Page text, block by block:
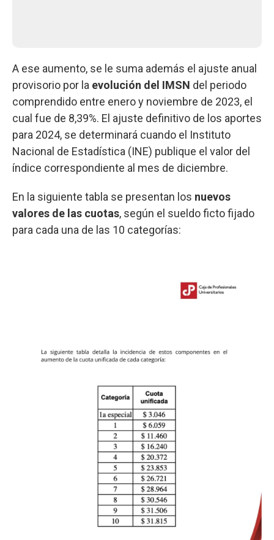
A ese aumento, se le suma además el ajuste anual
provisorio por la evolución del IMSN del periodo
comprendido entre enero y noviembre de 2023, el
cual fue de 8,39%. El ajuste definitivo de los aportes
para 2024, se determinará cuando el Instituto
Nacional de Estadística (INE) publique el valor del
índice correspondiente al mes de diciembre.
En la siguiente tabla se presentan los nuevos
valores de las cuotas, según el sueldo ficto fijado
para cada una de las 10 categorías: